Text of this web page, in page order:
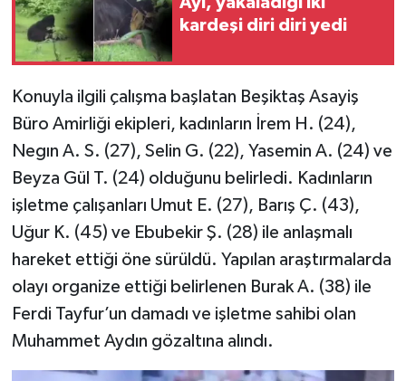
kardeşi diri diri yedi
Konuyla ilgili çalışma başlatan Beşiktaş Asayiş
Büro Amirliği ekipleri, kadınların İrem H. (24),
Negın A. S. (27), Selin G. (22), Yasemin A. (24) ve
Beyza Gül T. (24) olduğunu belirledi. Kadınların
işletme çalışanları Umut E. (27), Barış Ç. (43),
Uğur K. (45) ve Ebubekir Ş. (28) ile anlaşmalı
hareket ettiği öne sürüldü. Yapılan araştırmalarda
olayı organize ettiği belirlenen Burak A. (38) ile
Ferdi Tayfur’un damadı ve işletme sahibi olan
Muhammet Aydın gözaltına alındı.